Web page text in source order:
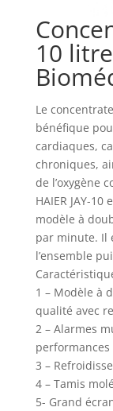
10
Le
bénéfique
cardiaques,
chroniques,
de l’oxygène
HAIER JAY-10
modèle à
par minute. Il
l’ensemble
1 – Modèle à
qualité avec
2 – Alarmes
performances
3 –
4 – Tamis
5- Grand